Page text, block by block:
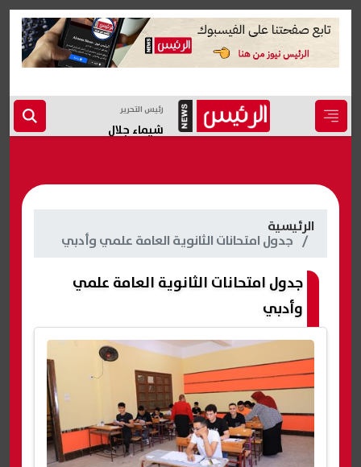
رئيس التحرير
شيماء جلال
الرئيسية
جدول امتحانات الثانوية العامة علمي وأدبي
جدول امتحانات الثانوية العامة علمي
وأدبي